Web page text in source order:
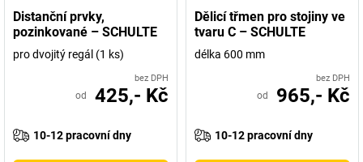
Distanční prvky,
pozinkované – SCHULTE
pro dvojitý regál (1 ks)
bez DPH
od 425,- Kč
10-12 pracovní dny
Dělicí třmen pro stojiny ve
tvaru C – SCHULTE
délka 600 mm
bez DPH
od 965,- Kč
10-12 pracovní dny